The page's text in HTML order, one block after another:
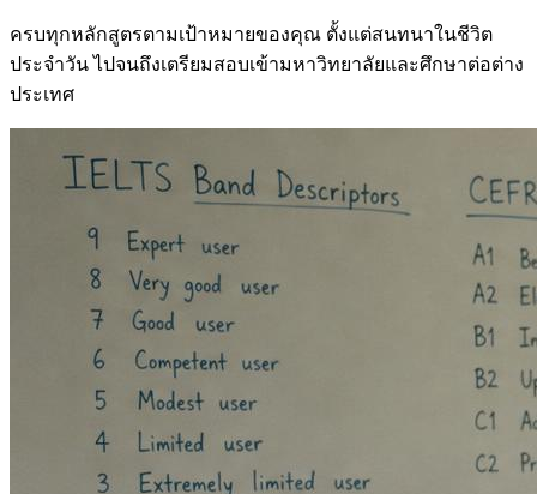
ครบทุกหลักสูตรตามเป้าหมายของคุณ ตั้งแต่สนทนาในชีวิต
ประจำวัน ไปจนถึงเตรียมสอบเข้ามหาวิทยาลัยและศึกษาต่อต่าง
ประเทศ